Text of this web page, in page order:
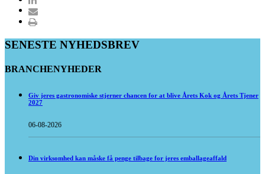
SENESTE NYHEDSBREV
BRANCHENYHEDER
Giv jeres gastronomiske stjerner chancen for at blive Årets Kok og Årets Tjener
2027
06-08-2026
Din virksomhed kan måske få penge tilbage for jeres emballageaffald